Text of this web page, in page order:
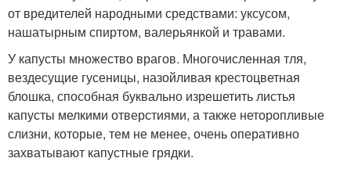
от вредителей народными средствами: уксусом,
нашатырным спиртом, валерьянкой и травами.
У капусты множество врагов. Многочисленная тля,
вездесущие гусеницы, назойливая крестоцветная
блошка, способная буквально изрешетить листья
капусты мелкими отверстиями, а также неторопливые
слизни, которые, тем не менее, очень оперативно
захватывают капустные грядки.